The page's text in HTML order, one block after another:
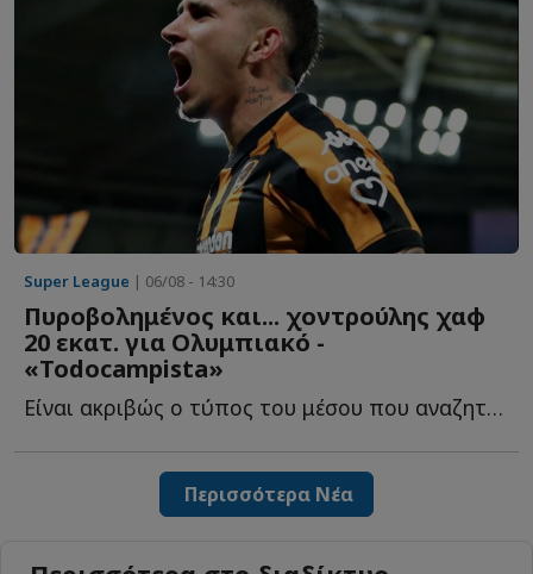
Super League | 06/08 - 14:30
Πυροβολημένος και... χοντρούλης χαφ
20 εκατ. για Ολυμπιακό -
«Todocampista»
Είναι ακριβώς ο τύπος του μέσου που αναζητούν οι σύγχρονες ε...
Περισσότερα Νέα